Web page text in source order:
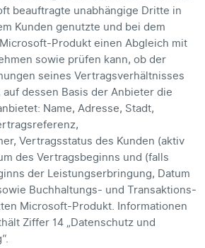
beauftragte unabhängige Dritte in
Kunden genutzte und bei dem
Produkt einen Abgleich mit
sowie prüfen kann, ob der
seines Vertragsverhältnisses
dessen Basis der Anbieter die
Name, Adresse, Stadt,
Vertragsstatus des Kunden (aktiv
des Vertragsbeginns und (falls
der Leistungserbringung, Datum
Buchhaltungs- und Trans­aktions­
Microsoft-Produkt. Informationen
Ziffer 14 „Datenschutz und